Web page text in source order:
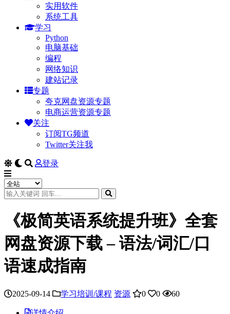
实用软件
系统工具
学习
Python
电脑基础
编程
网络知识
建站记录
专题
夸克网盘资源专题
电商运营资源专题
关注
订阅TG频道
Twitter关注我
登录
《极简英语系统提升班》全套
网盘资源下载 – 语法/词汇/口
语速成指南
2025-09-14 学习培训/课程 资源 0 0 60